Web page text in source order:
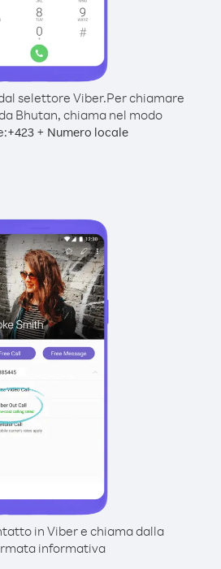
selettore Viber.Per chiamare
Bhutan, chiama nel modo
+423 + Numero locale
in Viber e chiama dalla
informativa